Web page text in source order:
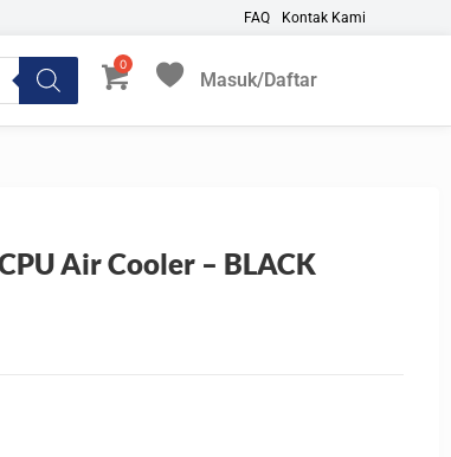
FAQ Kontak Kami
Masuk/Daftar
My Favorites
Air Cooler – BLACK